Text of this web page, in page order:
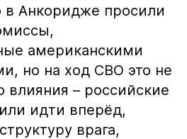
в Анкоридже просили
американскими
но на ход СВО это не
влияния – российские
идти вперёд,
врага,